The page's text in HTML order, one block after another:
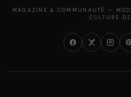
MAGAZINE & COMMUNAUTÉ —
CULTURE DZ